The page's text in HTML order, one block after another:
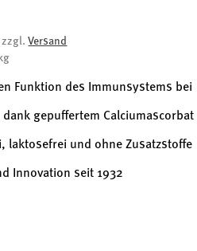
zzgl.Versand
Funktion des Immunsystems bei
gepuffertem Calciumascorbat
laktosefrei und ohne Zusatzstoffe
Innovation seit 1932